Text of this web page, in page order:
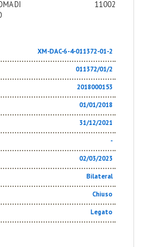
di stato civile
Agenti sanitari materno-
1.106 insegnanti di
3.000 liceali della
informati e sensibilizzati
DI
11002
XM-DAC-6-4-011372-01-2
011372/01/2
2018000153
01/01/2018
31/12/2021
-
02/03/2023
Bilateral
Chiuso
Legato